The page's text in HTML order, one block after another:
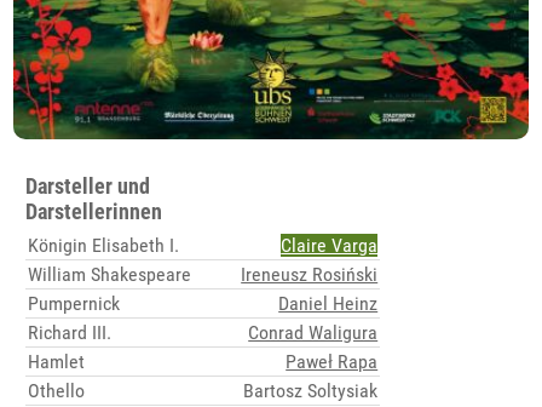
Darsteller und
Darstellerinnen
Königin Elisabeth I.
Claire Varga
William Shakespeare
Ireneusz Rosiński
Pumpernick
Daniel Heinz
Richard III.
Conrad Waligura
Hamlet
Paweł Rapa
Othello
Bartosz Soltysiak